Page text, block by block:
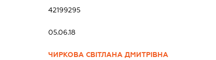
42199295
05.06.18
ЧИРКОВА СВІТЛАНА ДМИТРІВНА